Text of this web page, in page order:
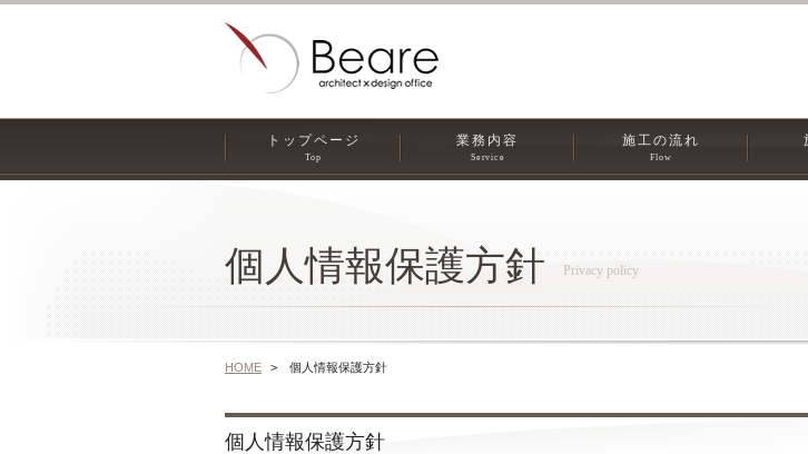
トップページ
Top
業務内容
Service
施工の流れ
Flow
個人情報保護方針 Privacy policy
HOME 個人情報保護方針
個人情報保護方針